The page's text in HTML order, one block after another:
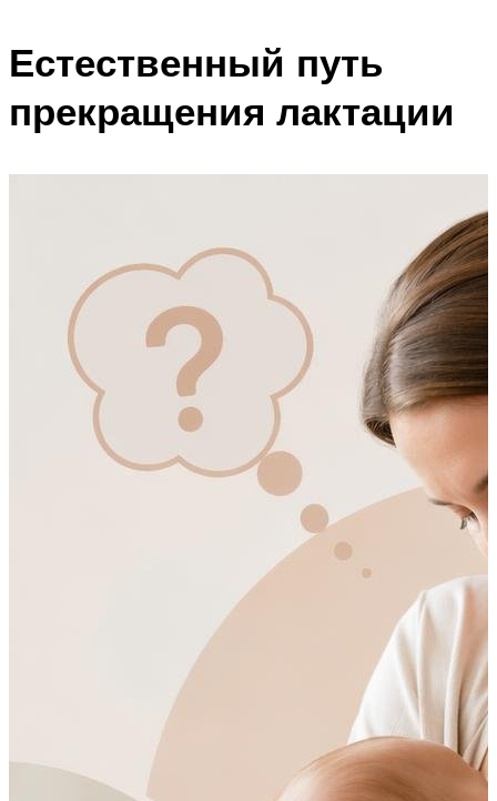
Естественный путь
прекращения лактации